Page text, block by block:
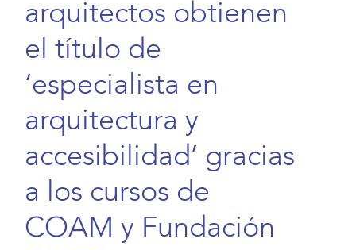
arquitectos obtienen
el título de
‘especialista en
arquitectura y
accesibilidad’ gracias
a los cursos de
COAM y Fundación